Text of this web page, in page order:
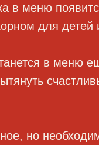
в меню
для детей
в меню
но